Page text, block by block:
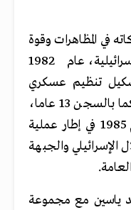
في المظاهرات وقوة
خطبه، أمرت السلطات الإسرائيلية، عام 1982
تنظيم عسكري
وحيازة أسلحة، وأصدرت عليه حكما بالسجن 13 عاما،
لكنها عادت وأطلقت سراحه عام 1985 في إطار عملية
الإسرائيلي والجبهة
أحمد ياسين مع مجموعة